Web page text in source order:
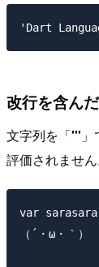
改行を含ん
文字列を「'''
評価されません
var
（´・ω・｀）